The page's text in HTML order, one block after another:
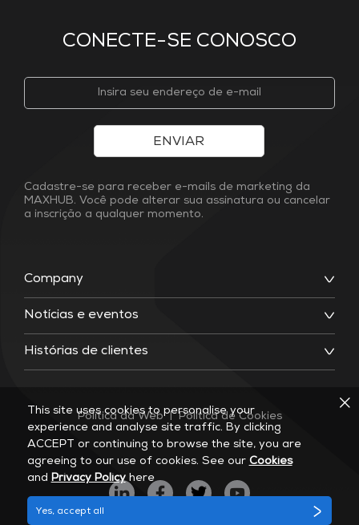
CONECTE-SE CONOSCO
Company
Notícias e eventos
Histórias de clientes
ENVIAR
Cadastre-se para receber e-mails de marketing da
MAXHUB. Você pode alterar sua assinatura ou cancelar
a inscrição a qualquer momento.
Política da Web Política de Cookies
This site uses cookies to personalise your
experience and analyse site traffic. By clicking
ACCEPT or continuing to browse the site, you are
agreeing to our use of cookies. See our Cookies
and Privacy Policyhere
Yes, accept all